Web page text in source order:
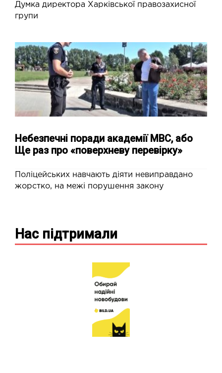
Думка директора Харківської правозахисної
групи
Небезпечні поради академії МВС, або
Ще раз про «поверхневу перевірку»
Поліцейських навчають діяти невиправдано
жорстко, на межі порушення закону
Нас підтримали